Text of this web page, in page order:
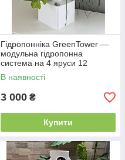
Гідропонніка GreenTower —
модульна гідропонна
система на 4 яруси 12
рослин
В наявності
3 000 ₴
Купити